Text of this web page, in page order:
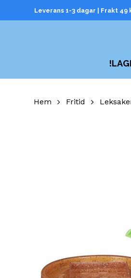
Leverans 1-3 dagar | Frakt 49
Hem Fritid